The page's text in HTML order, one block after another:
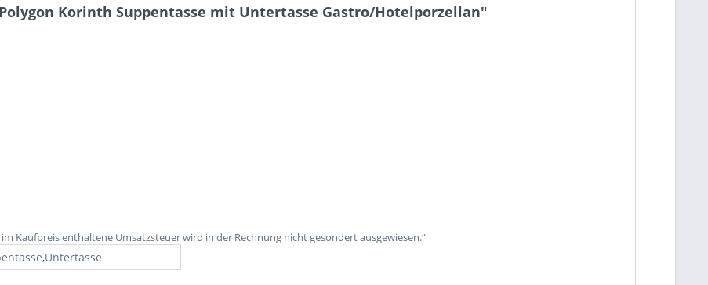
Korinth Suppentasse mit Untertasse Gastro/Hotelporzellan"
Kaufpreis enthaltene Umsatzsteuer wird in der Rechnung nicht gesondert ausgewiesen.“